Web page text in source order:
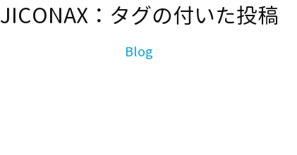
JICONAX：タグの付いた投稿